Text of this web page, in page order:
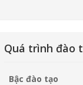
Quá trình đào
Bậc đào tạo